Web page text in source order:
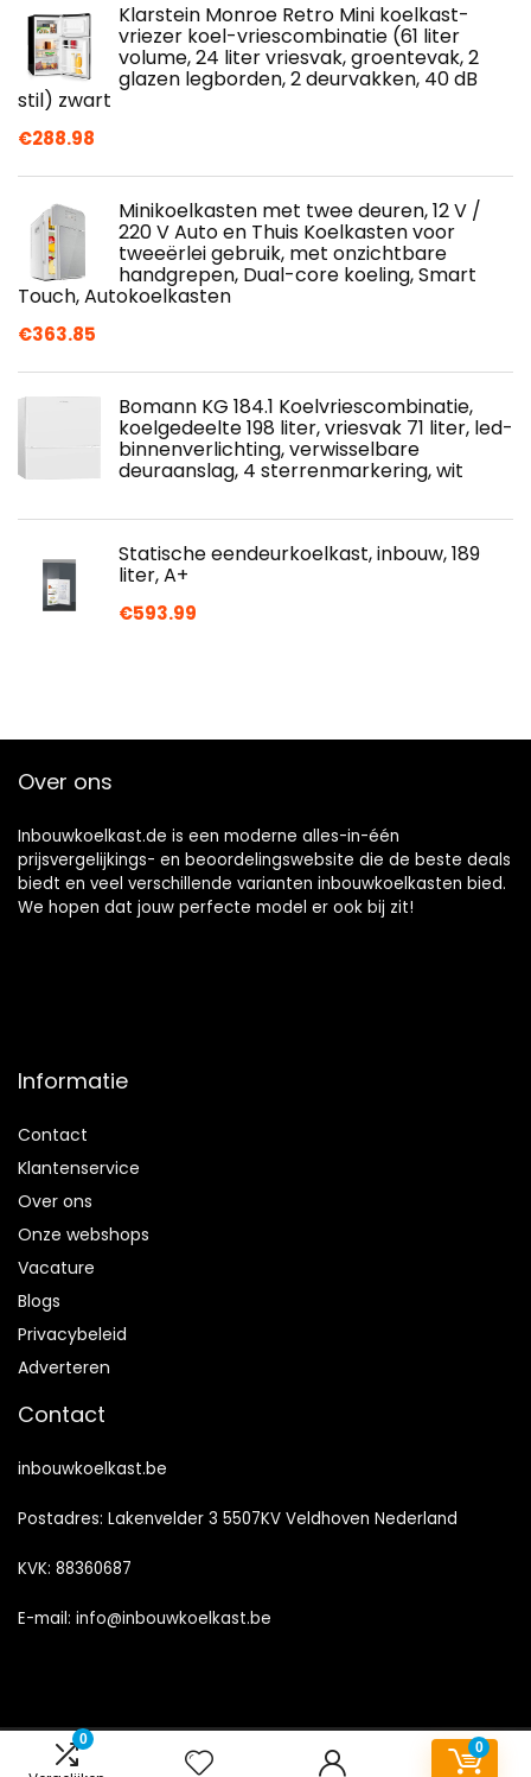
0
0
Klarstein Monroe Retro Mini koelkast-
vriezer koel-vriescombinatie (61 liter
volume, 24 liter vriesvak, groentevak, 2
glazen legborden, 2 deurvakken, 40 dB
stil) zwart
€288.98
Minikoelkasten met twee deuren, 12 V /
220 V Auto en Thuis Koelkasten voor
tweeërlei gebruik, met onzichtbare
handgrepen, Dual-core koeling, Smart
Touch, Autokoelkasten
€363.85
Bomann KG 184.1 Koelvriescombinatie,
koelgedeelte 198 liter, vriesvak 71 liter, led-
binnenverlichting, verwisselbare
deuraanslag, 4 sterrenmarkering, wit
Statische eendeurkoelkast, inbouw, 189
liter, A+
€593.99
Over ons
Inbouwkoelkast.de is een moderne alles-in-één
prijsvergelijkings- en beoordelingswebsite die de beste deals
biedt en veel verschillende varianten inbouwkoelkasten bied.
We hopen dat jouw perfecte model er ook bij zit!
Informatie
Contact
Klantenservice
Over ons
Onze webshops
Vacature
Blogs
Privacybeleid
Adverteren
Contact
inbouwkoelkast.be
Postadres: Lakenvelder 3 5507KV Veldhoven Nederland
KVK: 88360687
E-mail: info@inbouwkoelkast.be
2023 © Inbouwkoelkast.de Alle rechten voorbehouden